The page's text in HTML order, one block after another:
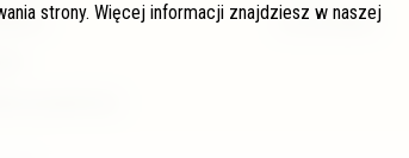
Łososiowate
strony. Więcej informacji znajdziesz w naszej